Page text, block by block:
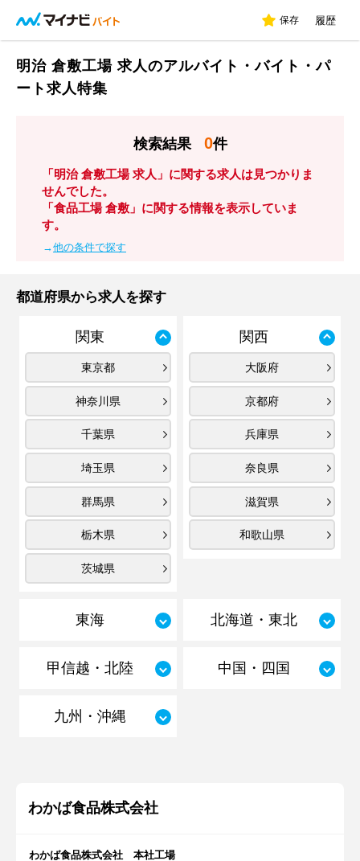
保存 履歴
明治 倉敷工場 求人のアルバイト・バイト・パ
ート求人特集
検索結果 0件
「明治 倉敷工場 求人」に関する求人は見つかりま
せんでした。
「食品工場 倉敷」に関する情報を表示していま
す。
→他の条件で探す
都道府県から求人を探す
関東
東京都
神奈川県
千葉県
埼玉県
群馬県
栃木県
茨城県
関西
大阪府
京都府
兵庫県
奈良県
滋賀県
和歌山県
東海 北海道・東北
甲信越・北陸 中国・四国
九州・沖縄
わかば食品株式会社
わかば食品株式会社 本社工場